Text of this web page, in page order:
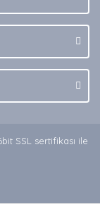
SSL sertifikası ile